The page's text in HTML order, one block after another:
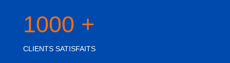
1000 +
CLIENTS SATISFAITS